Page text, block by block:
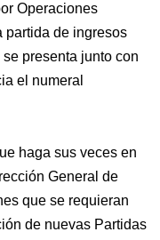
Operaciones
partida de ingresos
presenta junto con
el numeral
haga sus veces en
General de
que se requieran
de nuevas Partidas